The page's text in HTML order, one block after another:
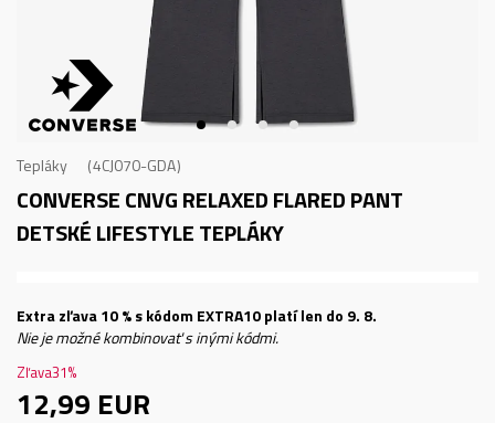
Tepláky 4CJ070-GDA
CONVERSE CNVG RELAXED FLARED PANT
DETSKÉ LIFESTYLE TEPLÁKY
Extra zľava 10 % s kódom EXTRA10 platí len do 9. 8.
Nie je možné kombinovať s inými kódmi.
Zľava31%
12,99 EUR